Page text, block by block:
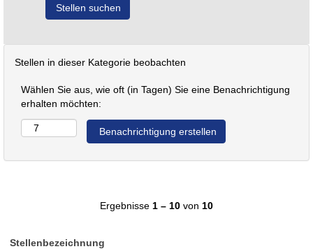
Stellen in dieser Kategorie beobachten
Wählen Sie aus, wie oft (in Tagen) Sie eine Benachrichtigung
erhalten möchten:
Ergebnisse 1 – 10 von 10
Stellenbezeichnung